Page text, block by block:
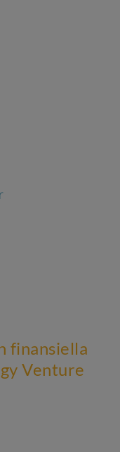
finansiella
Venture